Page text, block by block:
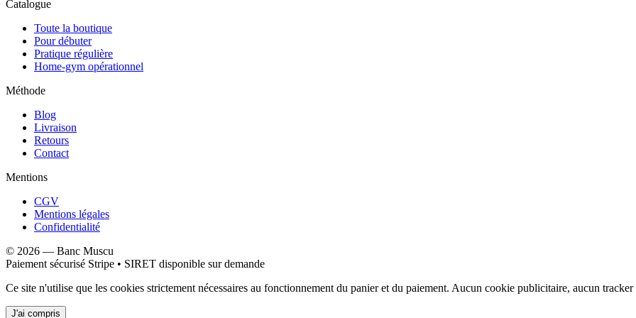
Catalogue
Toute la boutique
Pour débuter
Pratique régulière
Home-gym opérationnel
Méthode
Blog
Livraison
Retours
Contact
Mentions
CGV
Mentions légales
Confidentialité
© 2026 — Banc Muscu
Paiement sécurisé Stripe • SIRET disponible sur demande
Ce site n'utilise que les cookies strictement nécessaires au fonctionnement du panier et du paiement. Aucun cookie publicitaire, aucun tracker
J'ai compris